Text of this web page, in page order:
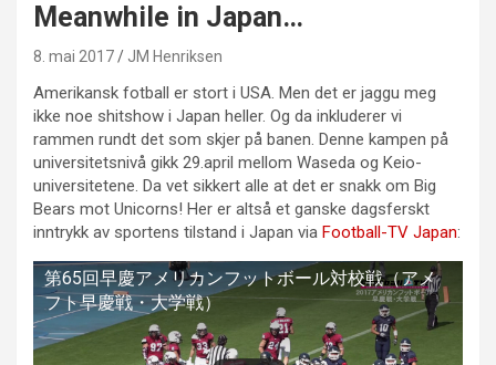
Meanwhile in Japan…
8. mai 2017 JM Henriksen
Amerikansk fotball er stort i USA. Men det er jaggu meg
ikke noe shitshow i Japan heller. Og da inkluderer vi
rammen rundt det som skjer på banen. Denne kampen på
universitetsnivå gikk 29.april mellom Waseda og Keio-
universitetene. Da vet sikkert alle at det er snakk om Big
Bears mot Unicorns! Her er altså et ganske dagsferskt
inntrykk av sportens tilstand i Japan via Football-TV Japan:
第65回早慶アメリカンフットボール対校戦（アメ
フト早慶戦・大学戦）